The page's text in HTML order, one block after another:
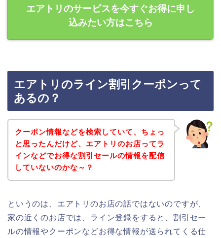
エアトリのサービスを今すぐお得に申し
込みたい方はこちら
エアトリのライン割引クーポンって
あるの？
クーポン情報などを検索していて、ちょっ
と思ったんだけど、エアトリのお店ってラ
インなどでお得な割引セールの情報を配信
していないのかな～？
というのは、エアトリのお店の話ではないのですが、
家の近くのお店では、ライン登録をすると、割引セー
ルの情報やクーポンなどお得な情報が送られてくる仕